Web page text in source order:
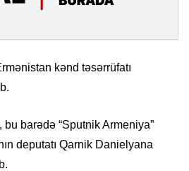
kənd təsərrüfatı
bu barədə “Sputnik Armeniya”
deputatı Qarnik Danielyana